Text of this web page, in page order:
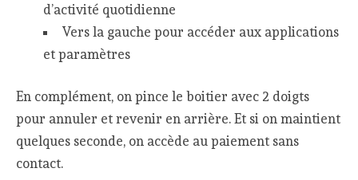
d’activité quotidienne
Vers la gauche pour accéder aux applications
et paramètres
En complément, on pince le boitier avec 2 doigts
pour annuler et revenir en arrière. Et si on maintient
quelques seconde, on accède au paiement sans
contact.